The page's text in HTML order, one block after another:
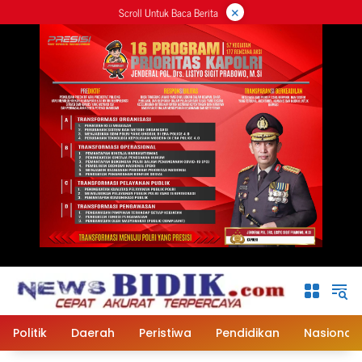
ke
Scroll Untuk Baca Berita ×
Politik Daerah Peristiwa Pendidikan Nasional